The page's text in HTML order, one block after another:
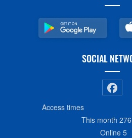
SOCIAL
Access times
This month
Online 5